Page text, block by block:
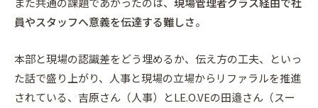
員やスタッフへ意義を伝達する難しさ。
本部と現場の認識差をどう埋めるか、伝え方の工夫、といっ
た話で盛り上がり、人事と現場の立場からリファラルを推進
されている、吉原さん（人事）とLE.O.VEの田邉さん（スー